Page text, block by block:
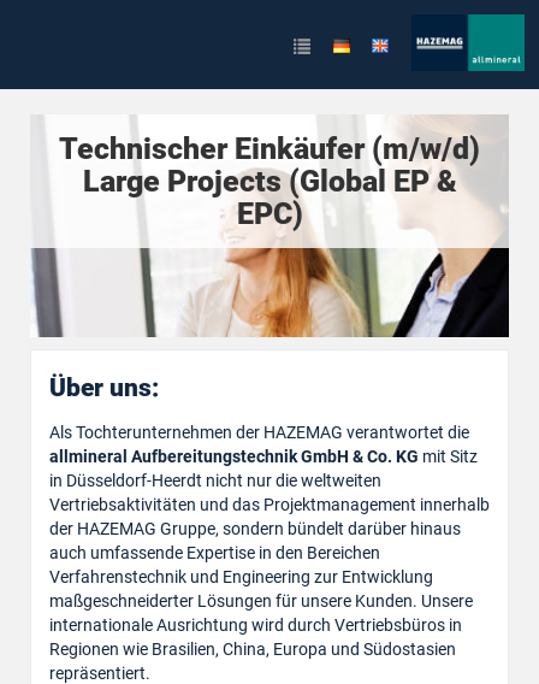
Technischer Einkäufer (m/w/d)
Large Projects (Global EP &
EPC)
Über uns:
Als Tochterunternehmen der HAZEMAG verantwortet die
allmineral Aufbereitungstechnik GmbH & Co. KG mit Sitz
in Düsseldorf-Heerdt nicht nur die weltweiten
Vertriebsaktivitäten und das Projektmanagement innerhalb
der HAZEMAG Gruppe, sondern bündelt darüber hinaus
auch umfassende Expertise in den Bereichen
Verfahrenstechnik und Engineering zur Entwicklung
maßgeschneiderter Lösungen für unsere Kunden. Unsere
internationale Ausrichtung wird durch Vertriebsbüros in
Regionen wie Brasilien, China, Europa und Südostasien
repräsentiert.